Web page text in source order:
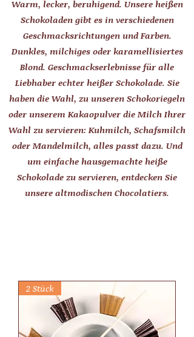
Warm, lecker, beruhigend. Unsere heißen
Schokoladen gibt es in verschiedenen
Geschmacksrichtungen und Farben.
Dunkles, milchiges oder karamellisiertes
Blond. Geschmackserlebnisse für alle
Liebhaber echter heißer Schokolade. Sie
haben die Wahl, zu unseren Schokoriegeln
oder unserem Kakaopulver die Milch Ihrer
Wahl zu servieren: Kuhmilch, Schafsmilch
oder Mandelmilch, alles passt dazu. Und
um einfache hausgemachte heiße
Schokolade zu servieren, entdecken Sie
unsere altmodischen Chocolatiers.
2 Stück